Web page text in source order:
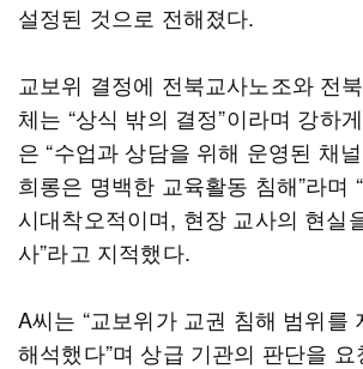
설정된 것으로 전해졌다.
교보위 결정에 전북교사노조와 전
체는 “상식 밖의 결정”이라며 강하
은 “수업과 상담을 위해 운영된 채
희롱은 명백한 교육활동 침해”라며
시대착오적이며, 현장 교사의 현실
사”라고 지적했다.
A씨는 “교보위가 교권 침해 범위를
해석했다”며 상급 기관의 판단을 요